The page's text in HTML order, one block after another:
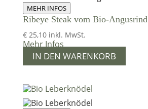
MEHR INFOS
Ribeye Steak vom Bio-Angusrind
€25,10 inkl. MwSt.
Mehr Infos
IN DEN WARENKORB